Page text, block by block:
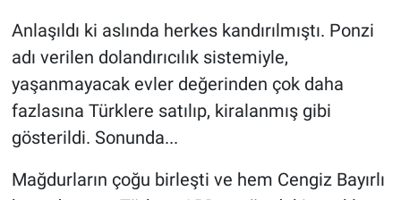
Anlaşıldı ki aslında herkes kandırılmıştı. Ponzi
adı verilen dolandırıcılık sistemiyle,
yaşanmayacak evler değerinden çok daha
fazlasına Türklere satılıp, kiralanmış gibi
gösterildi. Sonunda...
Mağdurların çoğu birleşti ve hem Cengiz Bayırlı